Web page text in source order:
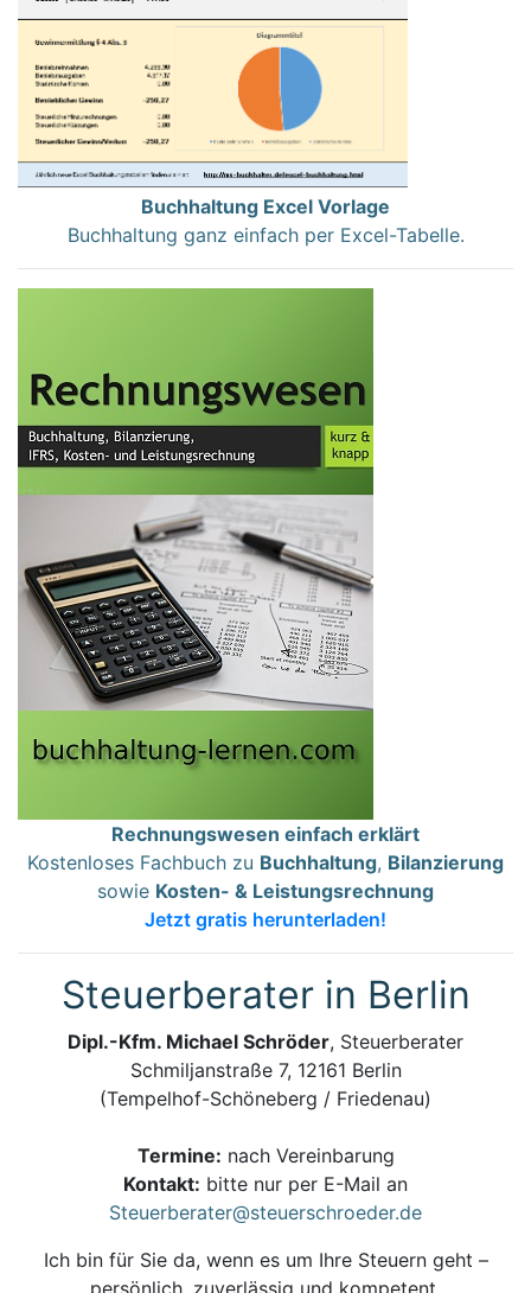
Buchhaltung Excel Vorlage
Buchhaltung ganz einfach per Excel-Tabelle.
Rechnungswesen einfach erklärt
Kostenloses Fachbuch zu Buchhaltung, Bilanzierung
sowie Kosten- & Leistungsrechnung
Jetzt gratis herunterladen!
Steuerberater in Berlin
Dipl.-Kfm. Michael Schröder, Steuerberater
Schmiljanstraße 7, 12161 Berlin
(Tempelhof-Schöneberg / Friedenau)
Termine: nach Vereinbarung
Kontakt: bitte nur per E-Mail an
Steuerberater@steuerschroeder.de
Ich bin für Sie da, wenn es um Ihre Steuern geht –
persönlich, zuverlässig und kompetent.